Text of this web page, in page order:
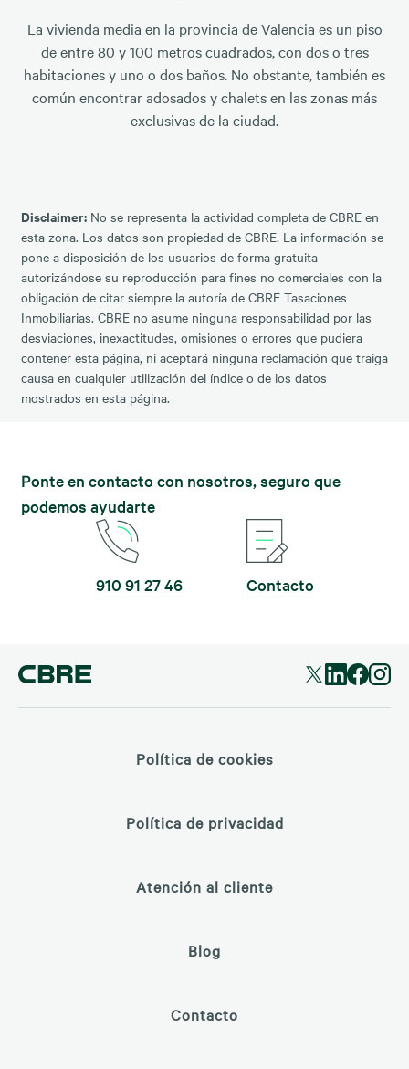
La vivienda media en la provincia de Valencia es un piso
de entre 80 y 100 metros cuadrados, con dos o tres
habitaciones y uno o dos baños. No obstante, también es
común encontrar adosados y chalets en las zonas más
exclusivas de la ciudad.
Disclaimer:No se representa la actividad completa de CBRE en
esta zona. Los datos son propiedad de CBRE. La información se
pone a disposición de los usuarios de forma gratuita
autorizándose su reproducción para fines no comerciales con la
obligación de citar siempre la autoría de CBRE Tasaciones
Inmobiliarias. CBRE no asume ninguna responsabilidad por las
desviaciones, inexactitudes, omisiones o errores que pudiera
contener esta página, ni aceptará ninguna reclamación que traiga
causa en cualquier utilización del índice o de los datos
mostrados en esta página.
Ponte en contacto con nosotros, seguro que
podemos ayudarte
910 91 27 46 Contacto
Política de cookies
Política de privacidad
Atención al cliente
Blog
Contacto